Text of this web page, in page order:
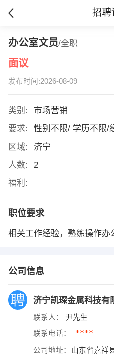
招聘
办公室文员/全职
面议
发布时间:2026-08-09
类别:
市场营销
要求:
性别不限/ 学历不限/
区域:
济宁
人数:
2
福利:
职位要求
相关工作经验，熟练操作办
公司信息
济宁凯琛金属科技有
联系人： 尹先生
联系电话： ****
公司地址：
山东省嘉祥